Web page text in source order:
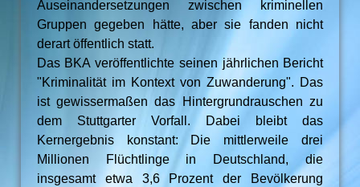
Auseinandersetzungen zwischen kriminellen
Gruppen gegeben hätte, aber sie fanden nicht
derart öffentlich statt.
Das BKA veröffentlichte seinen jährlichen Bericht
"Kriminalität im Kontext von Zuwanderung". Das
ist gewissermaßen das Hintergrundrauschen zu
dem Stuttgarter Vorfall. Dabei bleibt das
Kernergebnis konstant: Die mittlerweile drei
Millionen Flüchtlinge in Deutschland, die
insgesamt etwa 3,6 Prozent der Bevölkerung